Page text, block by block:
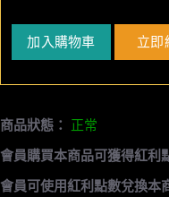
加入購物車 立即
商品狀態： 正常
會員購買本商品可獲得紅利
會員可使用紅利點數兌換本